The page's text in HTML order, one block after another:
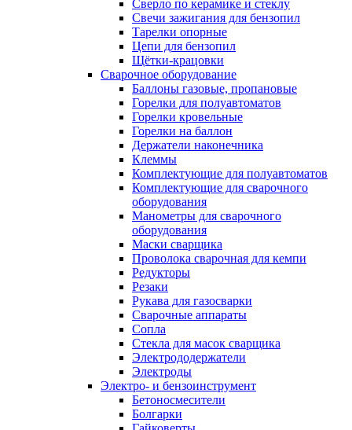
Сверло по керамике и стеклу
Свечи зажигания для бензопил
Тарелки опорные
Цепи для бензопил
Щётки-крацовки
Сварочное оборудование
Баллоны газовые, пропановые
Горелки для полуавтоматов
Горелки кровельные
Горелки на баллон
Держатели наконечника
Клеммы
Комплектующие для полуавтоматов
Комплектующие для сварочного
оборудования
Манометры для сварочного
оборудования
Маски сварщика
Проволока сварочная для кемпи
Редукторы
Резаки
Рукава для газосварки
Сварочные аппараты
Сопла
Стекла для масок сварщика
Электрододержатели
Электроды
Электро- и бензоинструмент
Бетоносмесители
Болгарки